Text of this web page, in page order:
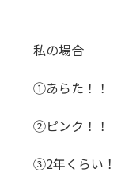
私の場合
①あらた！！
②ピンク！！
③2年くらい！